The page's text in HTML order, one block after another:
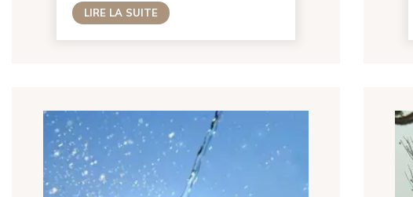
LIRE LA SUITE